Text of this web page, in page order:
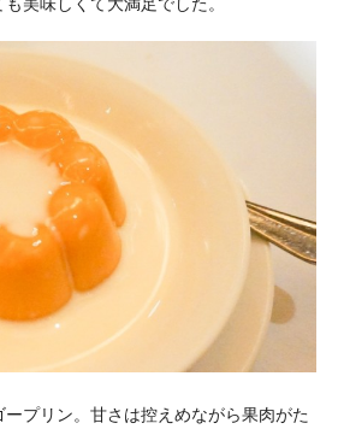
プリン。甘さは控えめながら果肉がた